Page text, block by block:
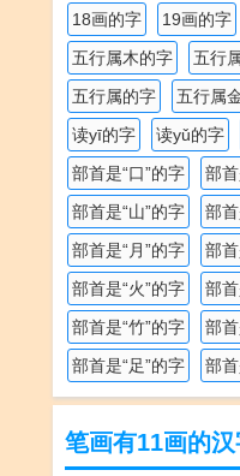
18画的字
19画的字
五行属木的字
五行
五行属的字
五行属
读yī的字
读yǔ的字
部首是“口”的字
部
部首是“山”的字
部
部首是“月”的字
部
部首是“火”的字
部
部首是“竹”的字
部
部首是“足”的字
部
笔画有11画的汉